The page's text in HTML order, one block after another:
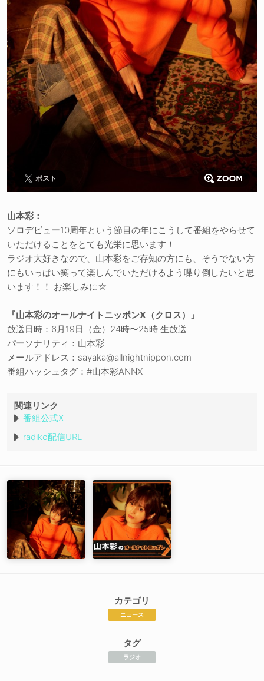
ポスト
山本彩：
ソロデビュー10周年という節目の年にこうして番組をやらせて
いただけることをとても光栄に思います！
ラジオ大好きなので、山本彩をご存知の方にも、そうでない方
にもいっぱい笑って楽しんでいただけるよう喋り倒したいと思
います！！ お楽しみに☆
『山本彩のオールナイトニッポンX（クロス）』
放送日時：6月19日（金）24時〜25時 生放送
パーソナリティ：山本彩
メールアドレス：sayaka@allnightnippon.com
番組ハッシュタグ：#山本彩ANNX
関連リンク
番組公式X
radiko配信URL
カテゴリ
ニュース
タグ
ラジオ